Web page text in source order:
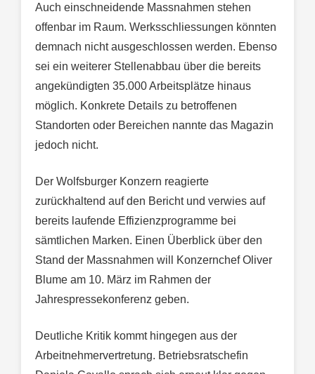
Auch einschneidende Massnahmen stehen
offenbar im Raum. Werksschliessungen könnten
demnach nicht ausgeschlossen werden. Ebenso
sei ein weiterer Stellenabbau über die bereits
angekündigten 35.000 Arbeitsplätze hinaus
möglich. Konkrete Details zu betroffenen
Standorten oder Bereichen nannte das Magazin
jedoch nicht.
Der Wolfsburger Konzern reagierte
zurückhaltend auf den Bericht und verwies auf
bereits laufende Effizienzprogramme bei
sämtlichen Marken. Einen Überblick über den
Stand der Massnahmen will Konzernchef Oliver
Blume am 10. März im Rahmen der
Jahrespressekonferenz geben.
Deutliche Kritik kommt hingegen aus der
Arbeitnehmervertretung. Betriebsratschefin